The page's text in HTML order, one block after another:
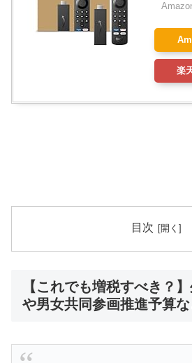
楽
目次
【これでも増税すべき？
や男女共同参画推進予算